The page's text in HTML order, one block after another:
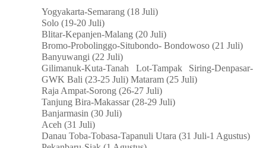
Yogyakarta-Semarang (18 Juli)
Solo (19-20 Juli)
Blitar-Kepanjen-Malang (20 Juli)
Bromo-Probolinggo-Situbondo- Bondowoso (21 Juli)
Banyuwangi (22 Juli)
Gilimanuk-Kuta-Tanah Lot-Tampak Siring-Denpasar-
GWK Bali (23-25 Juli) Mataram (25 Juli)
Raja Ampat-Sorong (26-27 Juli)
Tanjung Bira-Makassar (28-29 Juli)
Banjarmasin (30 Juli)
Aceh (31 Juli)
Danau Toba-Tobasa-Tapanuli Utara (31 Juli-1 Agustus)